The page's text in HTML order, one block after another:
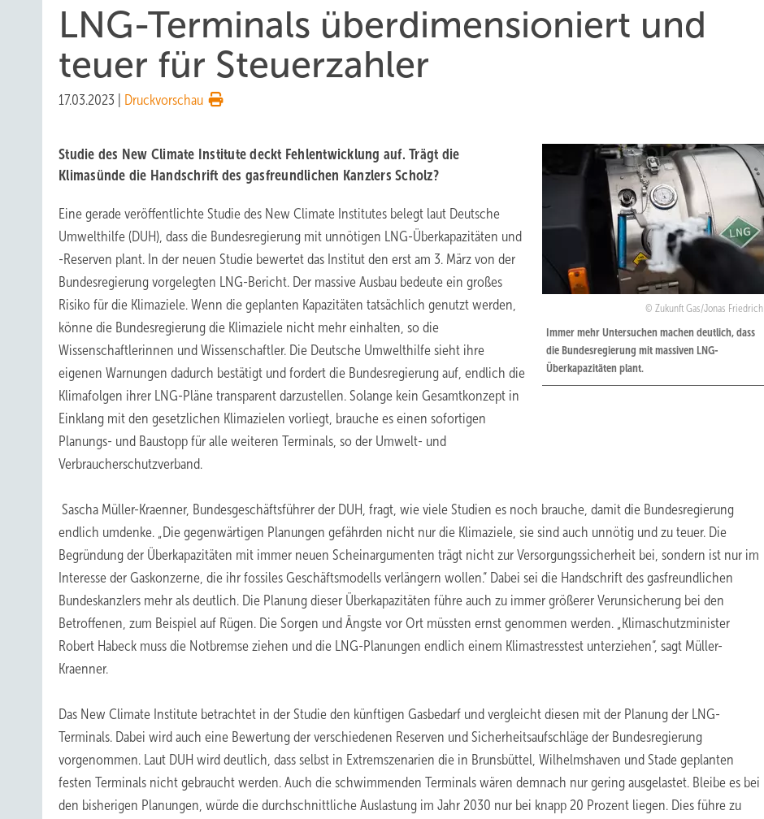
LNG-Terminals überdimensioniert und
teuer für Steuerzahler
17.03.2023 Druckvorschau
Zukunft Gas/Jonas Friedrich
Immer mehr Untersuchen machen deutlich, dass
die Bundesregierung mit massiven LNG-
Überkapazitäten plant.
Studie des New Climate Institute deckt Fehlentwicklung auf. Trägt die
Klimasünde die Handschrift des gasfreundlichen Kanzlers Scholz?
Eine gerade veröffentlichte Studie des New Climate Institutes belegt laut Deutsche
Umwelthilfe (DUH), dass die Bundesregierung mit unnötigen LNG-Überkapazitäten und
-Reserven plant. In der neuen Studie bewertet das Institut den erst am 3. März von der
Bundesregierung vorgelegten LNG-Bericht. Der massive Ausbau bedeute ein großes
Risiko für die Klimaziele. Wenn die geplanten Kapazitäten tatsächlich genutzt werden,
könne die Bundesregierung die Klimaziele nicht mehr einhalten, so die
Wissenschaftlerinnen und Wissenschaftler. Die Deutsche Umwelthilfe sieht ihre
eigenen Warnungen dadurch bestätigt und fordert die Bundesregierung auf, endlich die
Klimafolgen ihrer LNG-Pläne transparent darzustellen. Solange kein Gesamtkonzept in
Einklang mit den gesetzlichen Klimazielen vorliegt, brauche es einen sofortigen
Planungs- und Baustopp für alle weiteren Terminals, so der Umwelt- und
Verbraucherschutzverband.
Sascha Müller-Kraenner, Bundesgeschäftsführer der DUH, fragt, wie viele Studien es noch brauche, damit die Bundesregierung
endlich umdenke. „Die gegenwärtigen Planungen gefährden nicht nur die Klimaziele, sie sind auch unnötig und zu teuer. Die
Begründung der Überkapazitäten mit immer neuen Scheinargumenten trägt nicht zur Versorgungssicherheit bei, sondern ist nur im
Interesse der Gaskonzerne, die ihr fossiles Geschäftsmodells verlängern wollen.“ Dabei sei die Handschrift des gasfreundlichen
Bundeskanzlers mehr als deutlich. Die Planung dieser Überkapazitäten führe auch zu immer größerer Verunsicherung bei den
Betroffenen, zum Beispiel auf Rügen. Die Sorgen und Ängste vor Ort müssten ernst genommen werden. „Klimaschutzminister
Robert Habeck muss die Notbremse ziehen und die LNG-Planungen endlich einem Klimastresstest unterziehen“, sagt Müller-
Kraenner.
Das New Climate Institute betrachtet in der Studie den künftigen Gasbedarf und vergleicht diesen mit der Planung der LNG-
Terminals. Dabei wird auch eine Bewertung der verschiedenen Reserven und Sicherheitsaufschläge der Bundesregierung
vorgenommen. Laut DUH wird deutlich, dass selbst in Extremszenarien die in Brunsbüttel, Wilhelmshaven und Stade geplanten
festen Terminals nicht gebraucht werden. Auch die schwimmenden Terminals wären demnach nur gering ausgelastet. Bleibe es bei
den bisherigen Planungen, würde die durchschnittliche Auslastung im Jahr 2030 nur bei knapp 20 Prozent liegen. Dies führe zu